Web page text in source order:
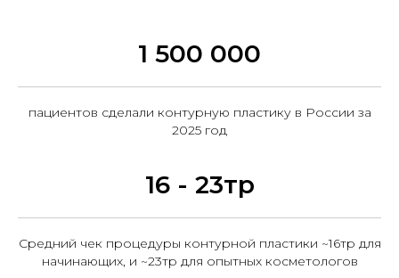
1 500 000
пациентов сделали контурную пластику в России за
2025 год
16 - 23тр
Средний чек процедуры контурной пластики ~16тр для
начинающих, и ~23тр для опытных косметологов